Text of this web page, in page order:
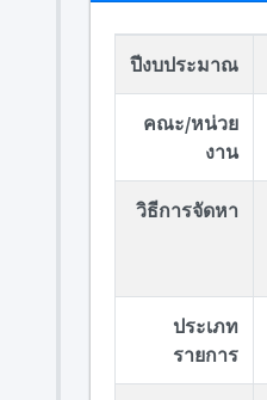
ปีงบประมาณ
คณะ/หน่วย
งาน
วิธีการจัดหา
ประเภท
รายการ